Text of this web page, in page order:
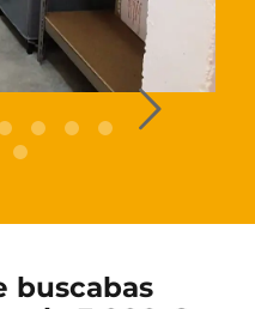
buscabas